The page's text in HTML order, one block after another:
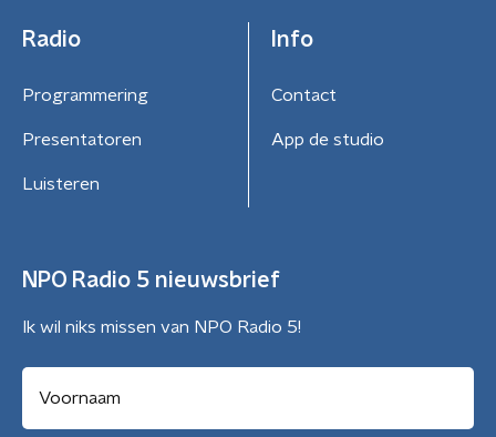
Radio
Programmering
Presentatoren
Luisteren
Info
Contact
App de studio
NPO Radio 5 nieuwsbrief
Ik wil niks missen van NPO Radio 5!